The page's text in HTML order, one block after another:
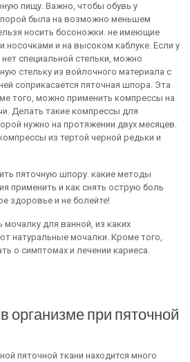
пищу. Важно, чтобы обувь у
была на возможно меньшем
носить босоножки. не имеющие
носочками и на высоком каблуке. Если у
специальной стельки, можно
стельку из войлочного материала с
соприкасается пяточная шпора. Эта
того, можно применить компрессы на
Делать такие компрессы для
нужно на протяжении двух месяцев.
из тертой черной редьки и
пяточную шпору. какие методы
применить и как снять острую боль
здоровье и не болейте!
для ванной, из каких
натуральные мочалки. Кроме того,
о симптомах и лечении кариеса.
организме при пяточной
пяточной ткани находится много